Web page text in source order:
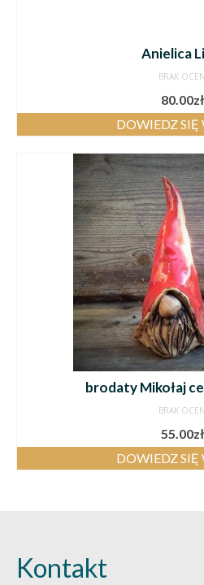
Anielica
BRAK OCEN
80.00zł
DOWIEDZ SIĘ
brodaty Mikołaj
BRAK OCEN
55.00zł
DOWIEDZ SIĘ
Kontakt